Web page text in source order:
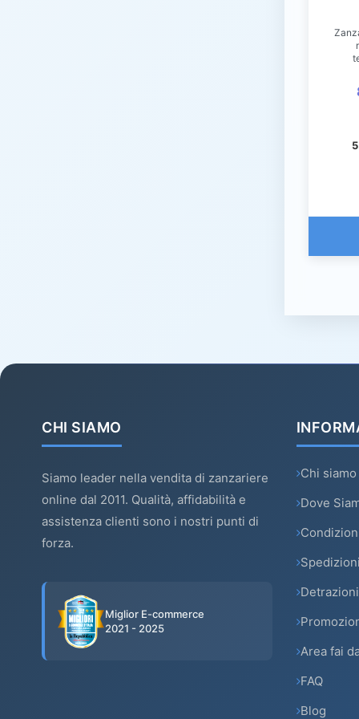
CHI SIAMO
Siamo leader nella vendita di zanzariere
online dal 2011. Qualità, affidabilità e
assistenza clienti sono i nostri punti di
forza.
Miglior E-commerce
2021 - 2025
Chi siamo
Dove
Area fai
FAQ
Blog